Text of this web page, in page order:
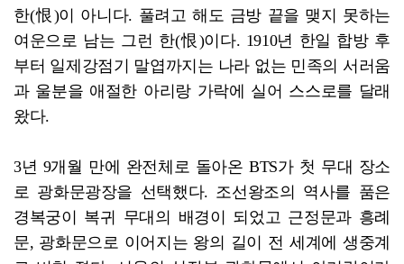
한(恨)이 아니다. 풀려고 해도 금방 끝을 맺지 못하는
여운으로 남는 그런 한(恨)이다. 1910년 한일 합방 후
부터 일제강점기 말엽까지는 나라 없는 민족의 서러움
과 울분을 애절한 아리랑 가락에 실어 스스로를 달래
왔다.
3년 9개월 만에 완전체로 돌아온 BTS가 첫 무대 장소
로 광화문광장을 선택했다. 조선왕조의 역사를 품은
경복궁이 복귀 무대의 배경이 되었고 근정문과 흥례
문, 광화문으로 이어지는 왕의 길이 전 세계에 생중계